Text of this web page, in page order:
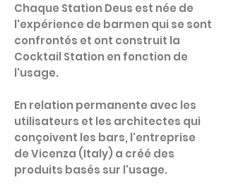
Chaque Station Deus est née de
l'expérience de barmen qui se sont
confrontés et ont construit la
Cocktail Station en fonction de
l'usage.
En relation permanente avec les
utilisateurs et les architectes qui
conçoivent les bars, l'entreprise
de Vicenza (Italy) a créé des
produits basés sur l'usage.